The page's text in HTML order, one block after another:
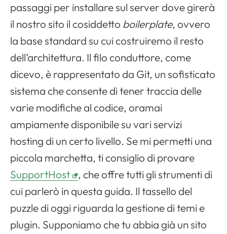
passaggi per installare sul server dove girerà
il nostro sito il cosiddetto boilerplate, ovvero
la base standard su cui costruiremo il resto
dell’architettura. Il filo conduttore, come
dicevo, è rappresentato da Git, un sofisticato
sistema che consente di tener traccia delle
varie modifiche al codice, oramai
ampiamente disponibile su vari servizi
hosting di un certo livello. Se mi permetti una
piccola marchetta, ti consiglio di provare
SupportHost
, che offre tutti gli strumenti di
cui parlerò in questa guida. Il tassello del
puzzle di oggi riguarda la gestione di temi e
plugin. Supponiamo che tu abbia già un sito